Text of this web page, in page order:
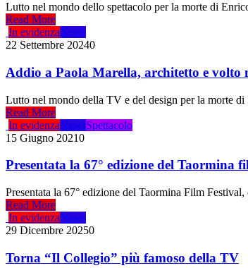
Lutto nel mondo dello spettacolo per la morte di
Read More
In evidenzaNews
22 Settembre 20240
Addio a Paola Marella, architetto e volto
Lutto nel mondo della TV e del design per la morte
Read More
In evidenzaNewsSpettacolo
15 Giugno 20210
Presentata la 67° edizione del Taormina
Presentata la 67° edizione del Taormina Film
Read More
In evidenzaNews
29 Dicembre 20250
Torna “Il Collegio” più famoso della TV